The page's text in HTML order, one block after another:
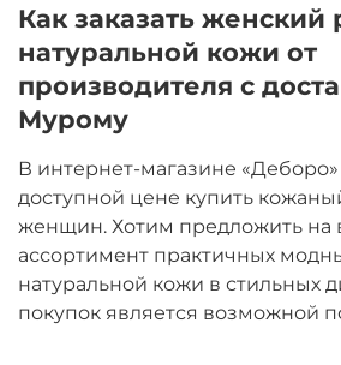
Как заказать женский
натуральной кожи от
производителя с
Мурому
В интернет-магазине
доступной цене купить
женщин. Хотим предложить
ассортимент практичных
натуральной кожи в стильных
покупок является возможной